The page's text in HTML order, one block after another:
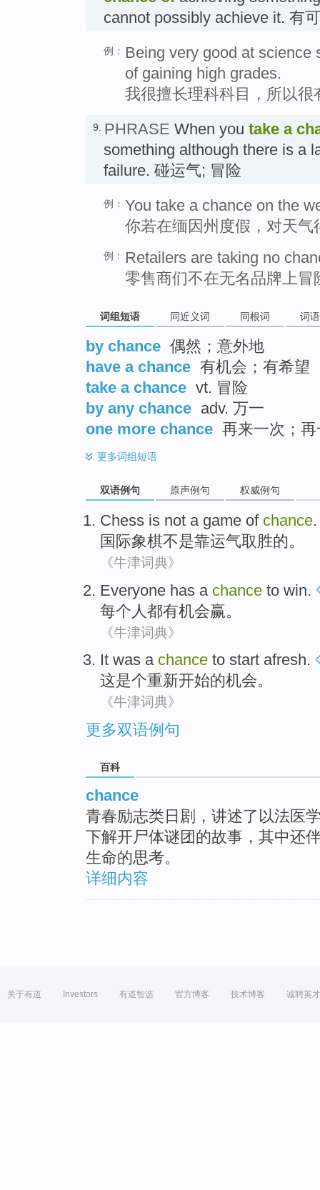
cannot possibly achieve it. 有
例： Being very good at science
of gaining high grades.
我很擅长理科科目，所以很
9. PHRASE When you take a
something although there is a
failure. 碰运气; 冒险
例： You take a chance on the
你若在缅因州度假，对天气
例： Retailers are taking no
零售商们不在无名品牌上冒
词组短语 同近义词 同根词 词
by chance 偶然；意外地
have a chance 有机会；有希望
take a chance vt. 冒险
by any chance adv. 万一
one more chance 再来一次；
更多词组短语
双语例句 原声例句 权威例句
Chess is not a game of chance.
国际象棋不是靠运气取胜的。
《牛津词典》
Everyone has a chance to win.
每个人都有机会赢。
《牛津词典》
It was a chance to start afresh.
这是个重新开始的机会。
《牛津词典》
更多双语例句
百科
chance
青春励志类日剧，讲述了以法医
下解开尸体谜团的故事，其中还
生命的思考。
详细内容
关于有道 Investors 有道智选 官方博客 技术博客 诚聘英才